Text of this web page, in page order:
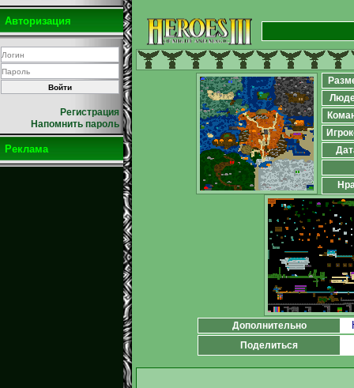
Авторизация
Регистрация
Напомнить пароль
Реклама
Дополнительно
Поделиться